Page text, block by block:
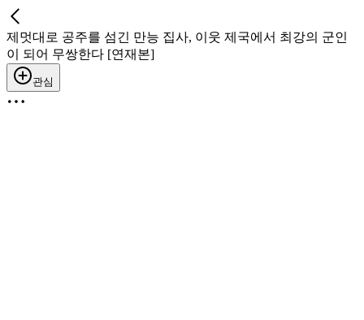
제멋대로 공주를 섬긴 만능 집사, 이웃 제국에서 최강의 군인
이 되어 무쌍한다 [연재본]
관심